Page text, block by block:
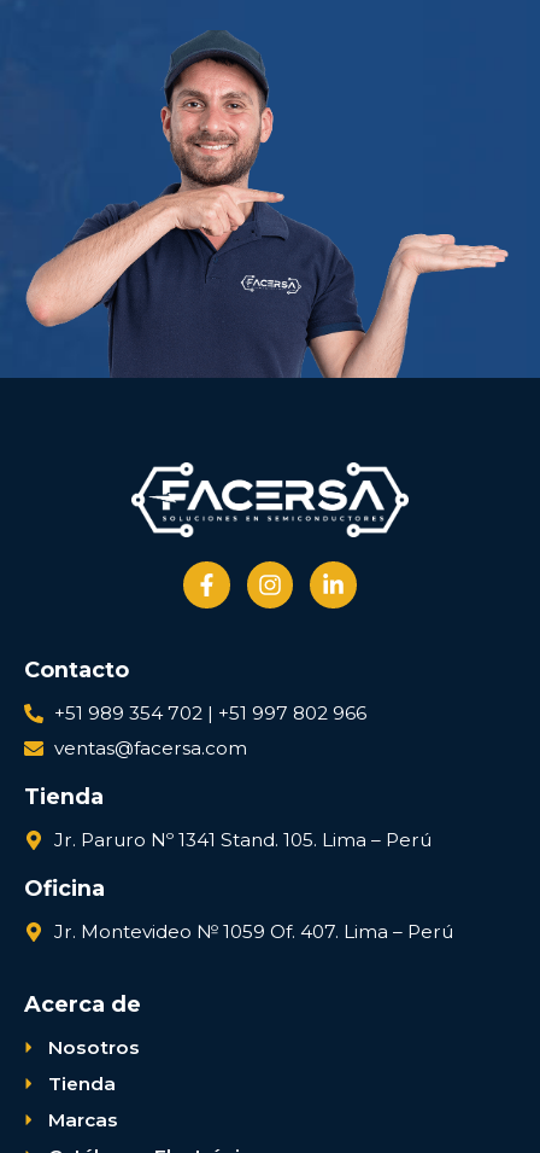
Contacto
+51 989 354 702 | +51 997 802 966
ventas@facersa.com
Tienda
Jr. Paruro Nº 1341 Stand. 105. Lima – Perú
Oficina
Jr. Montevideo № 1059 Of. 407. Lima – Perú
Acerca de
Nosotros
Tienda
Marcas